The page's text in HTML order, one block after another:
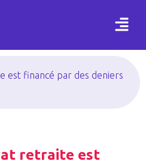
est financé par des deniers
retraite est